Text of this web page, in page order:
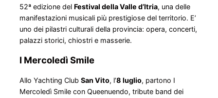
52ª edizione del Festival della Valle d’Itria, una delle
manifestazioni musicali più prestigiose del territorio. E’
uno dei pilastri culturali della provincia: opera, concerti,
palazzi storici, chiostri e masserie.
I Mercoledì Smile
Allo Yachting Club San Vito, l’8 luglio, partono I
Mercoledì Smile con Queenuendo, tribute band dei